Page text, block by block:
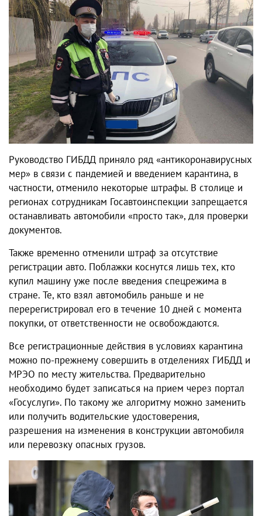
Руководство ГИБДД приняло ряд «антикоронавирусных
мер» в связи с пандемией и введением карантина, в
частности, отменило некоторые штрафы. В столице и
регионах сотрудникам Госавтоинспекции запрещается
останавливать автомобили «просто так», для проверки
документов.
Также временно отменили штраф за отсутствие
регистрации авто. Поблажки коснутся лишь тех, кто
купил машину уже после введения спецрежима в
стране. Те, кто взял автомобиль раньше и не
перерегистрировал его в течение 10 дней с момента
покупки, от ответственности не освобождаются.
Все регистрационные действия в условиях карантина
можно по-прежнему совершить в отделениях ГИБДД и
МРЭО по месту жительства. Предварительно
необходимо будет записаться на прием через портал
«Госуслуги». По такому же алгоритму можно заменить
или получить водительские удостоверения,
разрешения на изменения в конструкции автомобиля
или перевозку опасных грузов.